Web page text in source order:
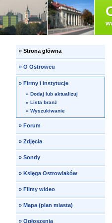
» Strona główna
» O Ostrowcu
»Firmy i instytucje
» Dodaj lub aktualizuj
» Lista branż
» Wyszukiwanie
» Forum
» Zdjęcia
» Sondy
» Księga Ostrowiaków
» Filmy wideo
» Mapa (plan miasta)
» Ogłoszenia